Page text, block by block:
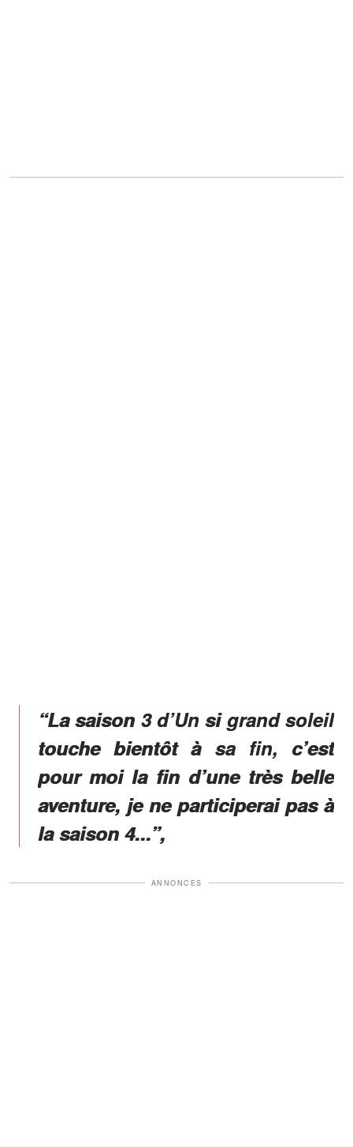
“La saison 3 d’Un si grand soleil
touche bientôt à sa fin, c’est
pour moi la fin d’une très belle
aventure, je ne participerai pas à
la saison 4...”,
ANNONCES